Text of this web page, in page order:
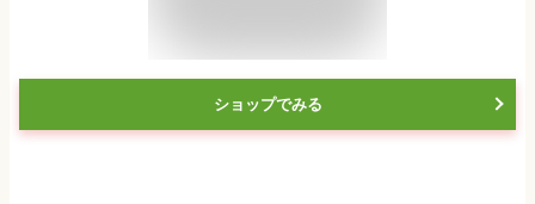
ショップでみる